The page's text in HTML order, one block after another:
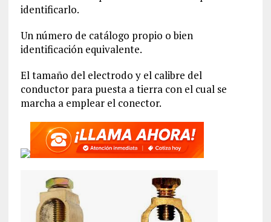
identificarlo.
Un número de catálogo propio o bien
identificación equivalente.
El tamaño del electrodo y el calibre del
conductor para puesta a tierra con el cual se
marcha a emplear el conector.